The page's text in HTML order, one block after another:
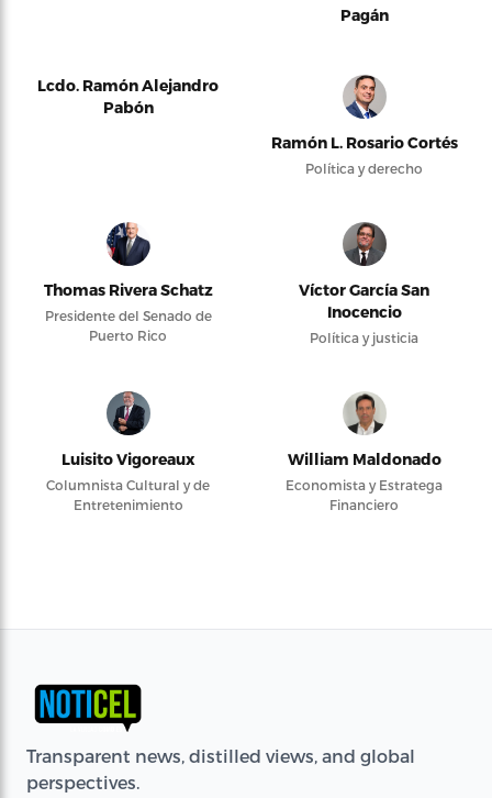
Pagán
Lcdo. Ramón Alejandro
Pabón
Ramón L. Rosario Cortés
Política y derecho
Thomas Rivera Schatz
Presidente del Senado de
Puerto Rico
Víctor García San
Inocencio
Política y justicia
Luisito Vigoreaux
Columnista Cultural y de
Entretenimiento
William Maldonado
Economista y Estratega
Financiero
Transparent news, distilled views, and global
perspectives.